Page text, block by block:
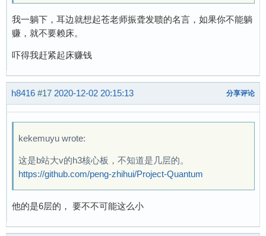
我一躺下，耳边就想起苍老师振聋发聩的名言，如果你不能躺
赚，就不要赖床。
吓得我赶紧起床赚钱
h8416 #17 2020-12-02 20:15:13 分享评论
kekemuyu wrote:
这是b站大v的h3核心板，不知道是几层的。
https://github.com/peng-zhihui/Project-Quantum
他的是6层的， 要不不可能这么小